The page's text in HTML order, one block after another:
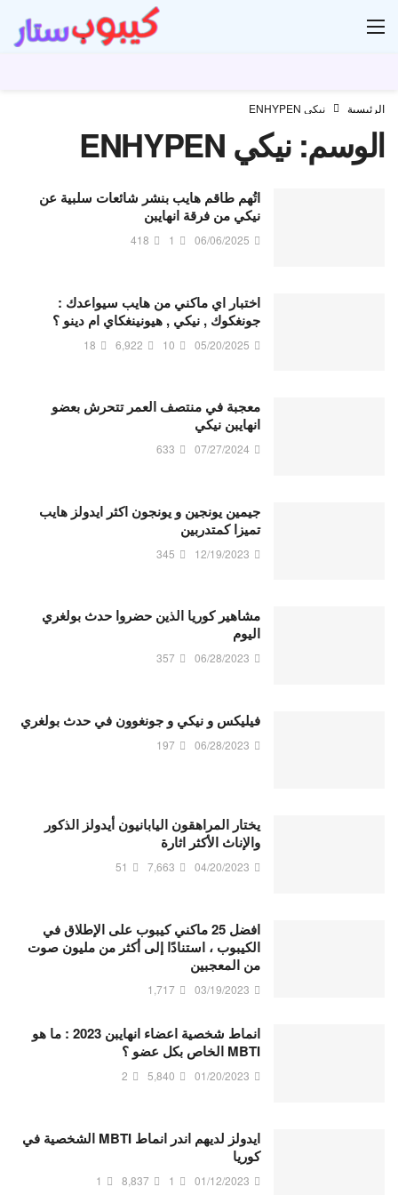
الرئيسية نيكي ENHYPEN
الوسم:نيكي ENHYPEN
اتُهم طاقم هايب بنشر شائعات سلبية عن
نيكي من فرقة انهايبن
06/06/2025
1
418
اختبار اي ماكني من هايب سيواعدك :
جونغكوك , نيكي , هيونينغكاي ام دينو ؟
05/20/2025
10
6,922
18
معجبة في منتصف العمر تتحرش بعضو
انهايبن نيكي
07/27/2024
633
جيمين يونجين و يونجون اكثر ايدولز هايب
تميزا كمتدربين
12/19/2023
345
مشاهير كوريا الذين حضروا حدث بولغري
اليوم
06/28/2023
357
فيليكس و نيكي و جونغوون في حدث بولغري
06/28/2023
197
يختار المراهقون اليابانيون أيدولز الذكور
والإناث الأكثر اثارة
04/20/2023
7,663
51
افضل 25 ماكني كيبوب على الإطلاق في
الكيبوب ، استنادًا إلى أكثر من مليون صوت
من المعجبين
03/19/2023
1,717
انماط شخصية اعضاء انهايبن 2023 : ما هو
MBTI الخاص بكل عضو ؟
01/20/2023
5,840
2
ايدولز لديهم اندر انماط MBTI الشخصية في
كوريا
01/12/2023
1
8,837
1